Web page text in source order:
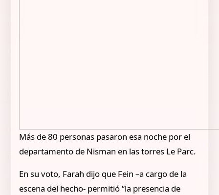
Más de 80 personas pasaron esa noche por el
departamento de Nisman en las torres Le Parc.
En su voto, Farah dijo que Fein –a cargo de la
escena del hecho- permitió “la presencia de